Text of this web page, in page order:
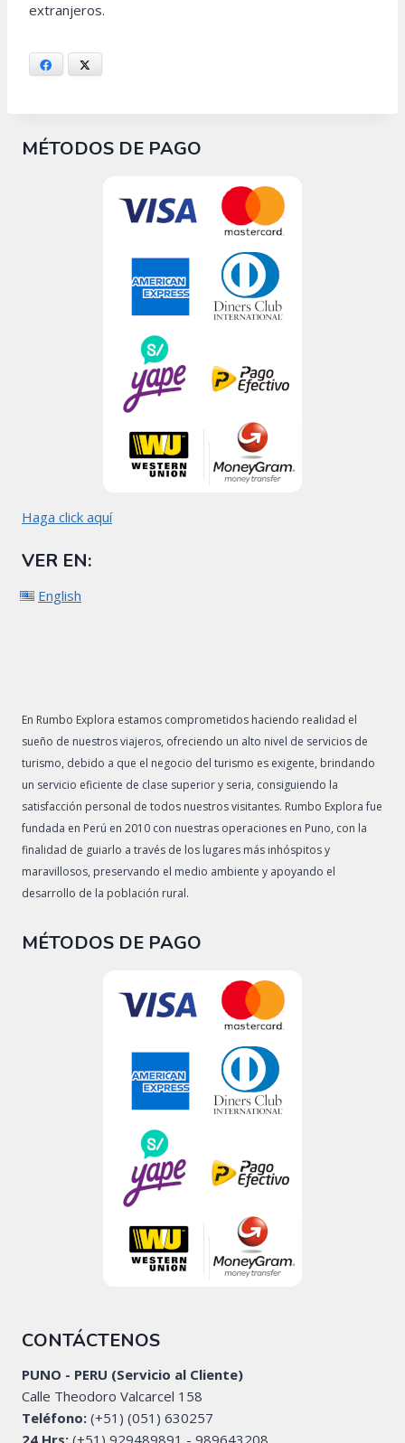
extranjeros.
Facebook
MÉTODOS DE PAGO
Haga click aquí
VER EN:
English
En Rumbo Explora estamos comprometidos haciendo realidad el
sueño de nuestros viajeros, ofreciendo un alto nivel de servicios de
turismo, debido a que el negocio del turismo es exigente, brindando
un servicio eficiente de clase superior y seria, consiguiendo la
satisfacción personal de todos nuestros visitantes. Rumbo Explora fue
fundada en Perú en 2010 con nuestras operaciones en Puno, con la
finalidad de guiarlo a través de los lugares más inhóspitos y
maravillosos, preservando el medio ambiente y apoyando el
desarrollo de la población rural.
MÉTODOS DE PAGO
CONTÁCTENOS
PUNO - PERU (Servicio al Cliente)
Calle Theodoro Valcarcel 158
Teléfono: (+51) (051) 630257